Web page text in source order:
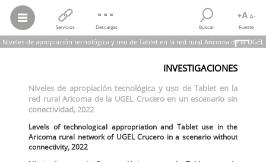
Servicios Descargas Buscar Fuente
Niveles de apropiación tecnológica y uso de Tablet en la red rural Aricoma de la UGEL
Crucero en un escenario sin conectividad, 2022
Rosario Sucapuca Visa
Aricoma de la UGEL Crucero en un escenario sin conectividad, 2022
Levels of technological appropriation and Tablet use in the Aricoma
rural network of UGEL Crucero in a scenario without connectivity,
Níveis de apropriação tecnológica e uso de Tablet na rede rural
Aricoma da UGEL Crucero em um cenário sem conectividade, 2022
Revista de Investigación en Ciencias de la Educación HORIZONTES,
vol.6, núm. 24, Esp., pp. 1144-1152, 2022
INVESTIGACIONES
Niveles de apropiación tecnológica y uso de Tablet en la
red rural Aricoma de la UGEL Crucero en un escenario sin
conectividad, 2022
Levels of technological appropriation and Tablet use in the
Aricoma rural network of UGEL Crucero in a scenario without
connectivity, 2022